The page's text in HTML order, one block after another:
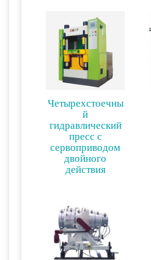
Четырехстоечны
й
гидравлический
пресс с
сервоприводом
двойного
действия